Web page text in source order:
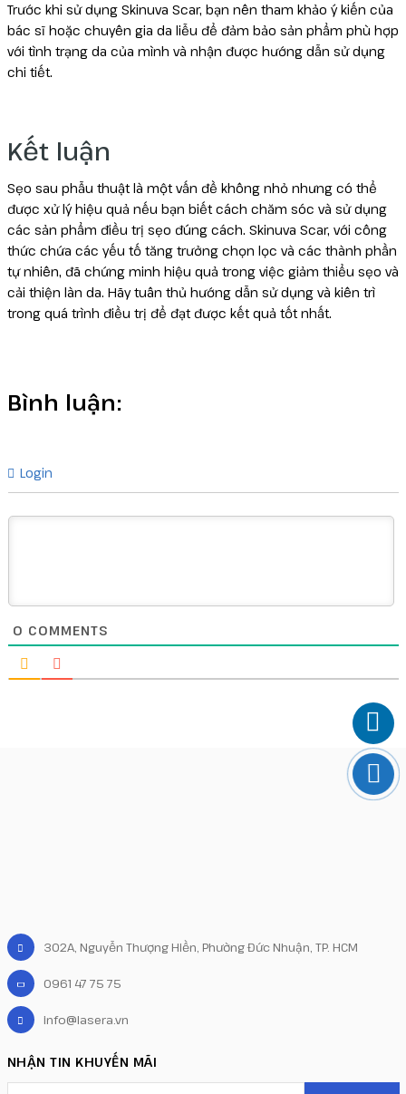
Trước khi sử dụng Skinuva Scar, bạn nên tham khảo ý kiến của
bác sĩ hoặc chuyên gia da liễu để đảm bảo sản phẩm phù hợp
với tình trạng da của mình và nhận được hướng dẫn sử dụng
chi tiết.
Kết luận
Sẹo sau phẫu thuật là một vấn đề không nhỏ nhưng có thể
được xử lý hiệu quả nếu bạn biết cách chăm sóc và sử dụng
các sản phẩm điều trị sẹo đúng cách. Skinuva Scar, với công
thức chứa các yếu tố tăng trưởng chọn lọc và các thành phần
tự nhiên, đã chứng minh hiệu quả trong việc giảm thiểu sẹo và
cải thiện làn da. Hãy tuân thủ hướng dẫn sử dụng và kiên trì
trong quá trình điều trị để đạt được kết quả tốt nhất.
Bình luận:
Login
0 COMMENTS
302A, Nguyễn Thượng Hiền, Phường Đức Nhuận, TP. HCM
0961 47 75 75
info@lasera.vn
NHẬN TIN KHUYẾN MÃI